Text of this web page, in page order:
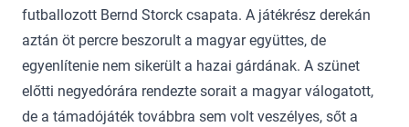
futballozott Bernd Storck csapata. A játékrész derekán
aztán öt percre beszorult a magyar együttes, de
egyenlítenie nem sikerült a hazai gárdának. A szünet
előtti negyedórára rendezte sorait a magyar válogatott,
de a támadójáték továbbra sem volt veszélyes, sőt a